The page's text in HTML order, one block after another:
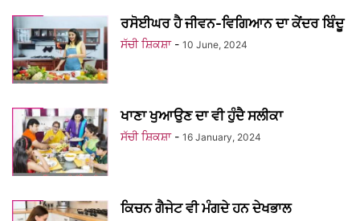
ਰਸੋਈਘਰ ਹੈ ਜੀਵਨ-ਵਿਗਿਆਨ ਦਾ ਕੇਂਦਰ ਬਿੰਦੂ
ਸੱਚੀ ਸ਼ਿਕਸ਼ਾ - 10 June, 2024
ਖਾਣਾ ਖੁਆਉਣ ਦਾ ਵੀ ਹੁੰਦੈ ਸਲੀਕਾ
ਸੱਚੀ ਸ਼ਿਕਸ਼ਾ - 16 January, 2024
ਕਿਚਨ ਗੈਜੇਟ ਵੀ ਮੰਗਦੇ ਹਨ ਦੇਖਭਾਲ